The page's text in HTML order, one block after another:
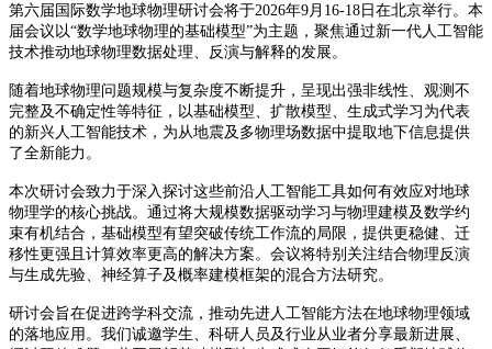
第六届国际数学地球物理研讨会将于2026年9月16-18日在北京举行。本
届会议以“数学地球物理的基础模型”为主题，聚焦通过新一代人工智能
技术推动地球物理数据处理、反演与解释的发展。
随着地球物理问题规模与复杂度不断提升，呈现出强非线性、观测不
完整及不确定性等特征，以基础模型、扩散模型、生成式学习为代表
的新兴人工智能技术，为从地震及多物理场数据中提取地下信息提供
了全新能力。
本次研讨会致力于深入探讨这些前沿人工智能工具如何有效应对地球
物理学的核心挑战。通过将大规模数据驱动学习与物理建模及数学约
束有机结合，基础模型有望突破传统工作流的局限，提供更稳健、迁
移性更强且计算效率更高的解决方案。会议将特别关注结合物理反演
与生成先验、神经算子及概率建模框架的混合方法研究。
研讨会旨在促进跨学科交流，推动先进人工智能方法在地球物理领域
的落地应用。我们诚邀学生、科研人员及行业从业者分享最新进展、